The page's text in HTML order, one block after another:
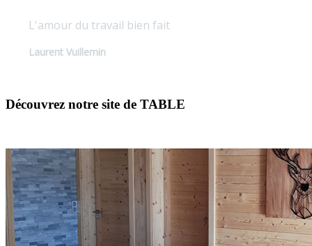
L'amour du travail bien fait
Laurent Vuillemin
Découvrez notre site de TABLE